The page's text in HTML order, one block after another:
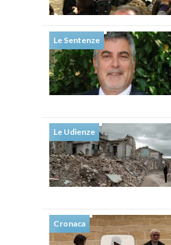
Le Sentenze
Le Udienze
Cronaca